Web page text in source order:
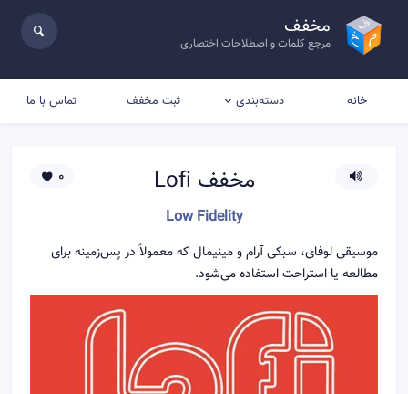
مخفف
مرجع کلمات و اصطلاحات اختصاری
خانه دسته‌بندی ثبت مخفف تماس با ما
مخفف Lofi
Low Fidelity
0
موسیقی لوفای، سبکی آرام و مینیمال که معمولاً در پس‌زمینه برای
مطالعه یا استراحت استفاده می‌شود.